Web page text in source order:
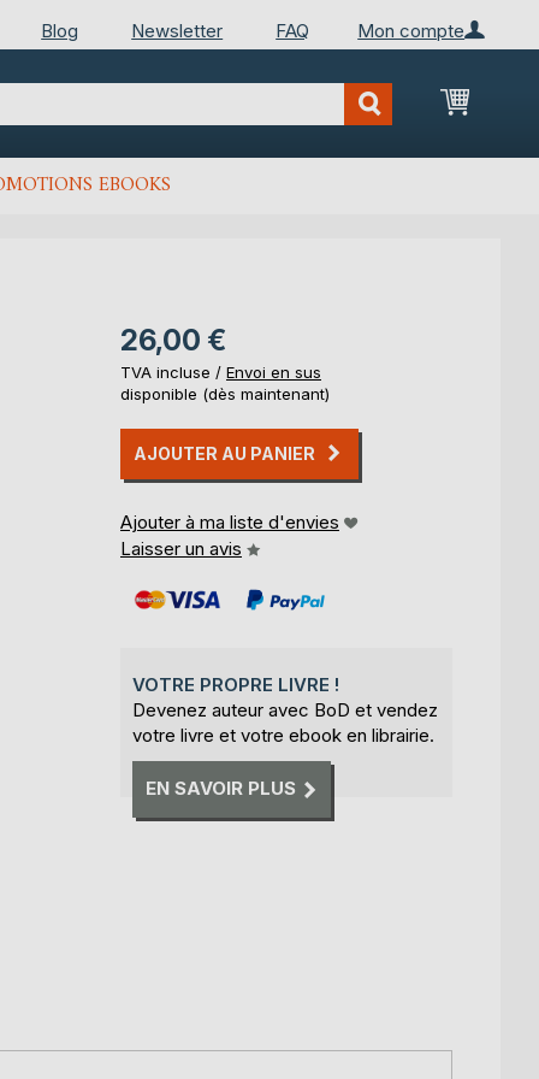
Mon compte
Blog Newsletter FAQ
Mon
EBOOKS
26,00 €
TVA incluse / Envoi en sus
disponible (dès maintenant)
AJOUTER AU PANIER
Ajouter à ma liste d'envies
Laisser un avis
VOTRE PROPRE LIVRE !
Devenez auteur avec BoD et vendez
votre livre et votre ebook en librairie.
EN SAVOIR PLUS